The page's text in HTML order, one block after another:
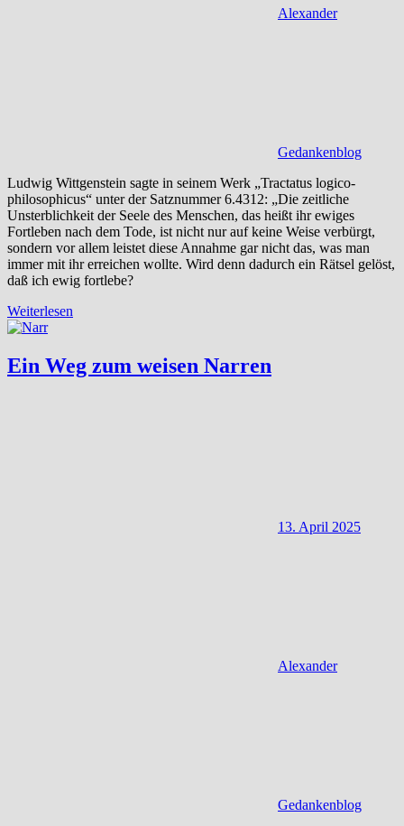
Alexander
Gedankenblog
Ludwig Wittgenstein sagte in seinem Werk „Tractatus logico-
philosophicus“ unter der Satznummer 6.4312: „Die zeitliche
Unsterblichkeit der Seele des Menschen, das heißt ihr ewiges
Fortleben nach dem Tode, ist nicht nur auf keine Weise verbürgt,
sondern vor allem leistet diese Annahme gar nicht das, was man
immer mit ihr erreichen wollte. Wird denn dadurch ein Rätsel gelöst,
daß ich ewig fortlebe?
Weiterlesen
Ein Weg zum weisen Narren
13. April 2025
Alexander
Gedankenblog